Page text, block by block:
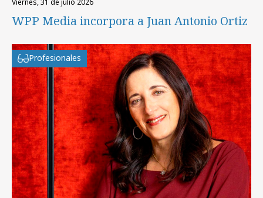
WPP Media incorpora a Juan Antonio Ortiz
Profesionales